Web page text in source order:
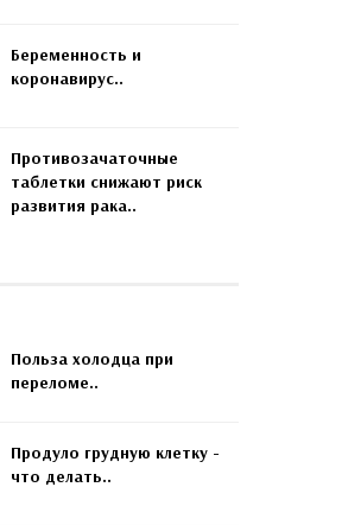
Беременность и
коронавирус..
Противозачаточные
таблетки снижают риск
развития рака..
Польза холодца при
переломе..
Продуло грудную клетку -
что делать..